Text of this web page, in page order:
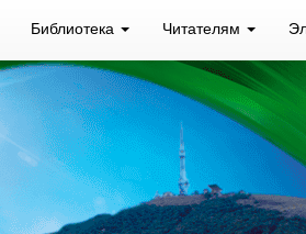
Библиотека Читателям